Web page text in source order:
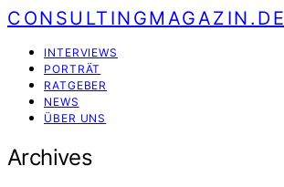
CONSULTINGMAGAZIN.DE
INTERVIEWS
PORTRÄT
RATGEBER
NEWS
ÜBER UNS
Archives